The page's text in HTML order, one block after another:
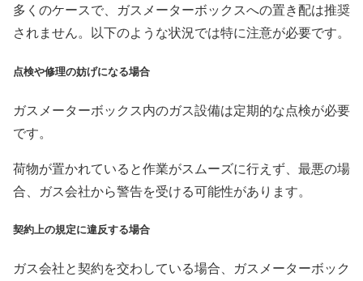
多くのケースで、ガスメーターボックスへの置き配は推奨
されません。以下のような状況では特に注意が必要です。
点検や修理の妨げになる場合
ガスメーターボックス内のガス設備は定期的な点検が必要
です。
荷物が置かれていると作業がスムーズに行えず、最悪の場
合、ガス会社から警告を受ける可能性があります。
契約上の規定に違反する場合
ガス会社と契約を交わしている場合、ガスメーターボック